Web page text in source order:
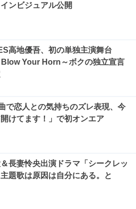
インビジュアル公開
高地優吾、初の単独主演舞台
Blow Your Horn～ボクの独立宣言
で恋人との気持ちのズレ表現、今
けてます！」で初オンエア
長妻怜央出演ドラマ「シークレッ
主題歌は原因は自分にある。と